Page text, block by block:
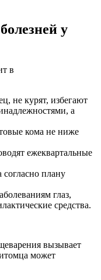
у
в
не курят, избегают
а
кома не ниже
ежеквартальные
плану
глаз,
средства.
вызывает
может